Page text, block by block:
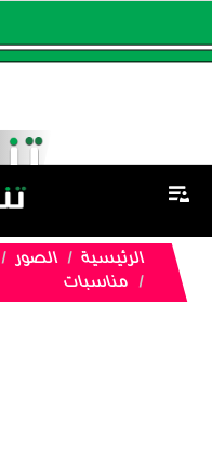
الرئيسية الصور
مناسبات